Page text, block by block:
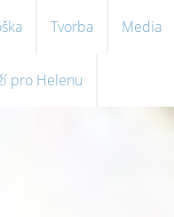
Tvorba Media
pro Helenu